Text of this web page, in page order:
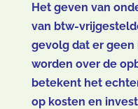
Het geven van
van btw-
gevolg dat er
worden over de
betekent het
op kosten en